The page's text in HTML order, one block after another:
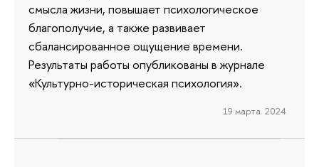
смысла жизни, повышает психологическое
благополучие, а также развивает
сбалансированное ощущение времени.
Результаты работы опубликованы в журнале
«Культурно-историческая психология».
19 марта 2024